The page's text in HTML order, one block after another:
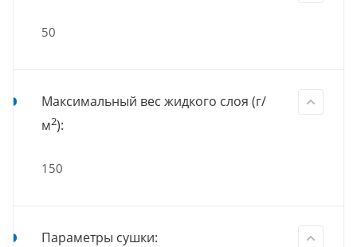
50
Максимальный вес жидкого слоя (г/
м2):
150
Параметры сушки: